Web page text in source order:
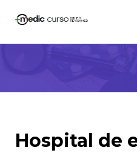
content
Hospital de